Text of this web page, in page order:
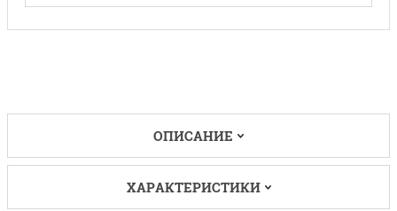
ОПИСАНИЕ
ХАРАКТЕРИСТИКИ